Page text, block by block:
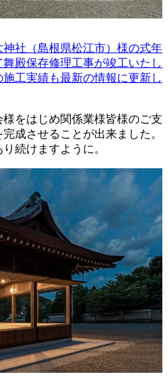
社（島根県松江市）様の式年
殿保存修理工事が竣工いたし
工実績も最新の情報に更新し
をはじめ関係業様皆様のご支
成させることが出来ました。
続けますように。